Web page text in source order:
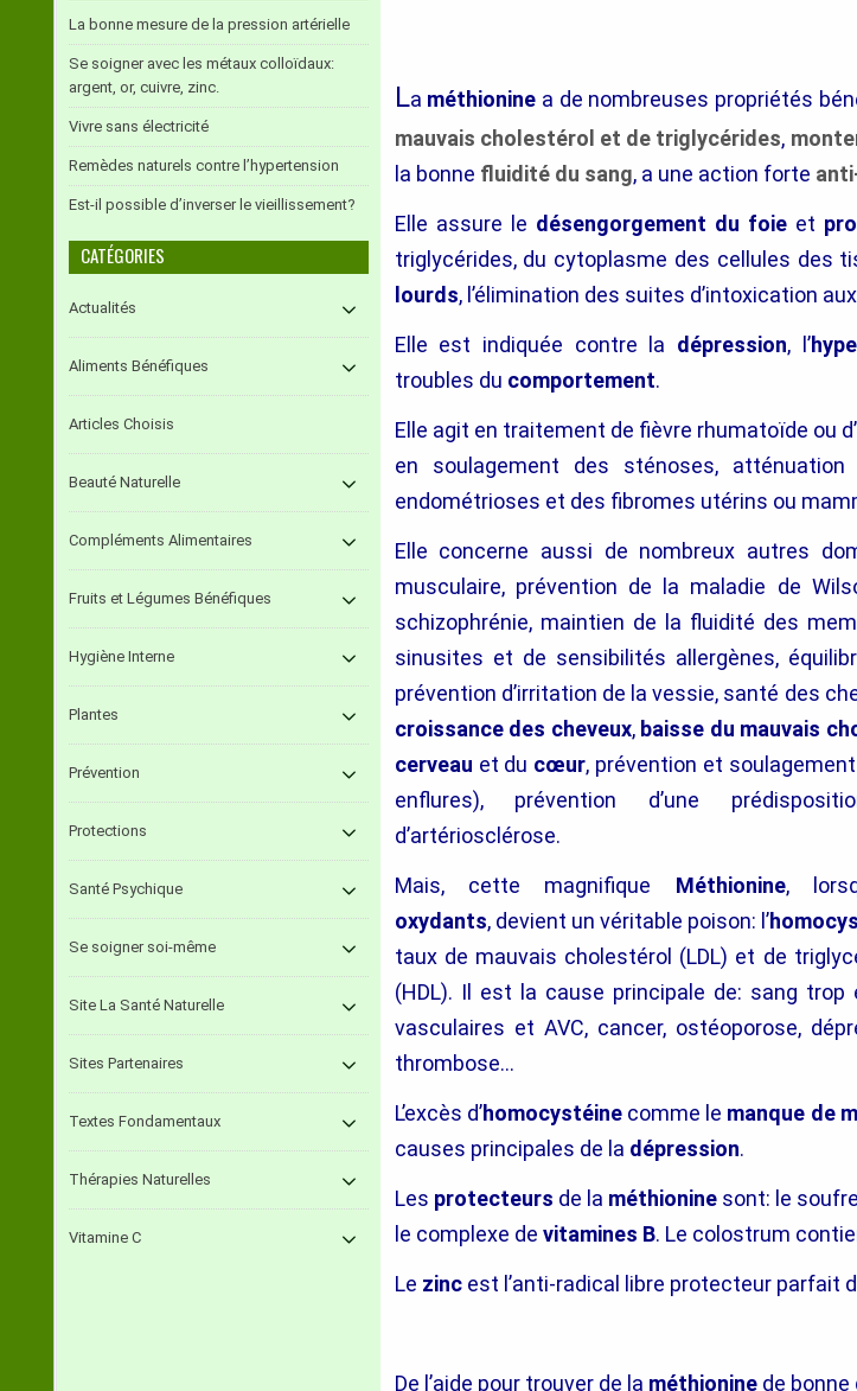
La méthionine a de nombreuses propriétés
mauvais cholestérol et de triglycérides,
la bonne fluidité du sang, a une action forte
Elle assure le désengorgement du foie et
triglycérides, du cytoplasme des cellules des
lourds, l’élimination des suites d’intoxication
Elle est indiquée contre la dépression, l’
troubles du comportement.
Elle agit en traitement de fièvre rhumatoïde ou
en soulagement des sténoses, atténuation
endométrioses et des fibromes utérins ou
Elle concerne aussi de nombreux autres
musculaire, prévention de la maladie de
schizophrénie, maintien de la fluidité des
sinusites et de sensibilités allergènes,
prévention d’irritation de la vessie, santé des
croissance des cheveux, baisse du mauvais
cerveau et du cœur, prévention et
enflures), prévention d’une
d’artériosclérose.
Mais, cette magnifique Méthionine,
oxydants, devient un véritable poison: l’
taux de mauvais cholestérol (LDL) et de
(HDL). Il est la cause principale de: sang trop
vasculaires et AVC, cancer, ostéoporose,
thrombose…
L’excès d’homocystéinecomme le manque de
causes principales de la dépression.
Les protecteurs de la méthionine sont: le
le complexe de vitamines B. Le colostrum
Le zinc est l’anti-radical libre protecteur parfait
De l’aide pour trouver de la méthionine de bonne
La bonne mesure de la pression artérielle
Se soigner avec les métaux colloïdaux:
argent, or, cuivre, zinc.
Vivre sans électricité
Remèdes naturels contre l’hypertension
Est-il possible d’inverser le vieillissement?
CATÉGORIES
Actualités
Aliments Bénéfiques
Articles Choisis
Beauté Naturelle
Compléments Alimentaires
Fruits et Légumes Bénéfiques
Hygiène Interne
Plantes
Prévention
Protections
Santé Psychique
Se soigner soi-même
Site La Santé Naturelle
Sites Partenaires
Textes Fondamentaux
Thérapies Naturelles
Vitamine C